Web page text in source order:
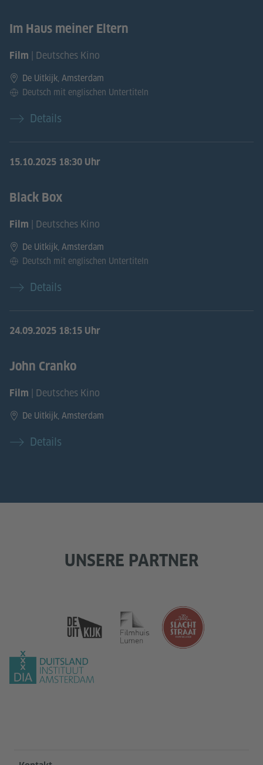
Im Haus meiner Eltern
Film | Deutsches Kino
De Uitkijk, Amsterdam
Deutsch mit englischen Untertiteln
Details
15.10.2025 18:30 Uhr
Black Box
Film | Deutsches Kino
De Uitkijk, Amsterdam
Deutsch mit englischen Untertiteln
Details
24.09.2025 18:15 Uhr
John Cranko
Film | Deutsches Kino
De Uitkijk, Amsterdam
Details
UNSERE PARTNER
Service- und Informationsbereich